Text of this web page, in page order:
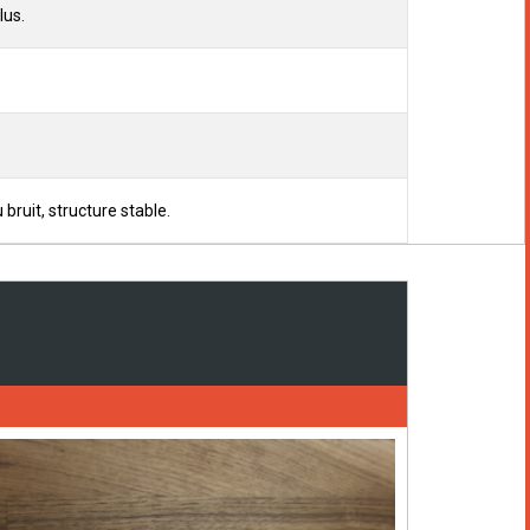
bruit, structure stable.